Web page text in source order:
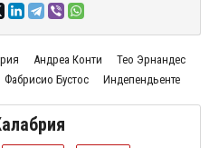
Андреа Конти
Тео Эрнандес
Фабрисио Бустос Индепендьенте